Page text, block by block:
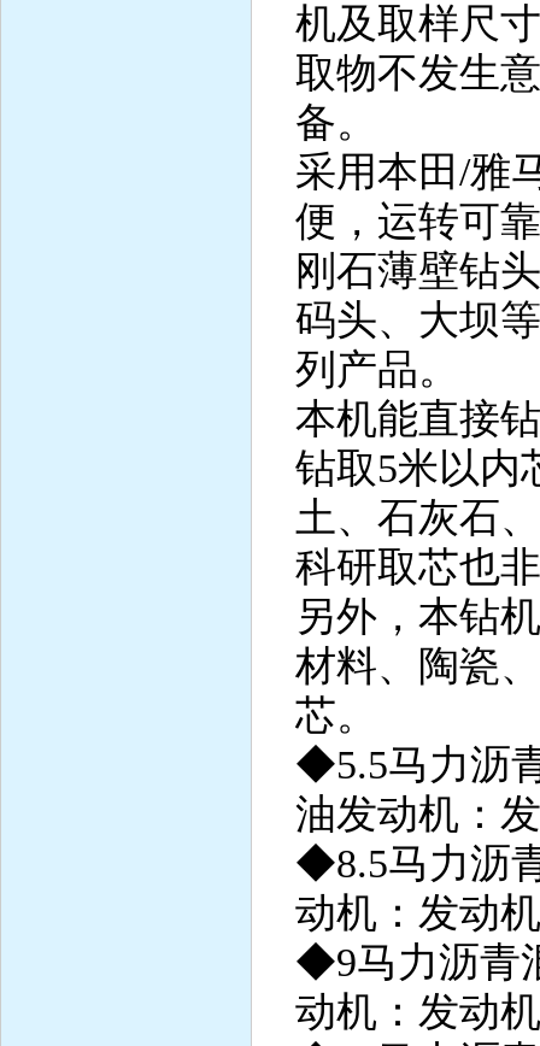
机及取样尺
取物不发生
备。
采用本田/雅
便，运转可
刚石薄壁钻
码头、大坝
列产品。
本机能直接
钻取5米以内
土、石灰石
科研取芯也
另外，本钻
材料、陶瓷
芯。
◆5.5马力沥
油发动机：
◆8.5马力沥
动机：发动
◆9马力沥青
动机：发动